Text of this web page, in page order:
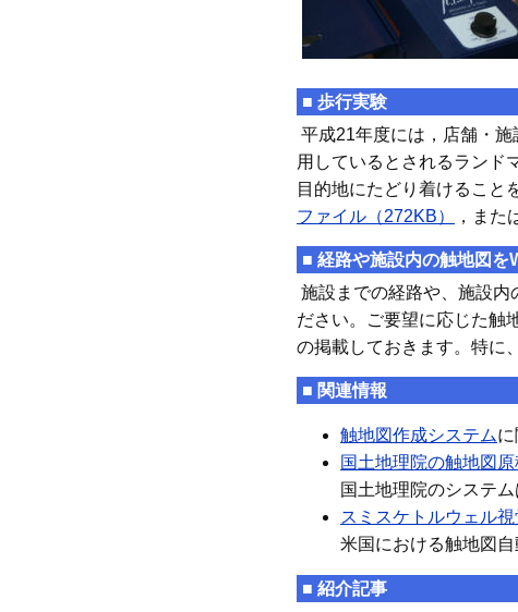
■ 歩行実験
平成21年度には，店舗・
用しているとされるランド
目的地にたどり着けること
ファイル（272KB）
，また
■ 経路や施設内の触地図を
施設までの経路や、施設内
ださい。ご要望に応じた触
の掲載しておきます。特に
■ 関連情報
触地図作成システム
国土地理院の触地図
国土地理院のシステ
スミスケトルウェル
米国における触地図
■ 紹介記事